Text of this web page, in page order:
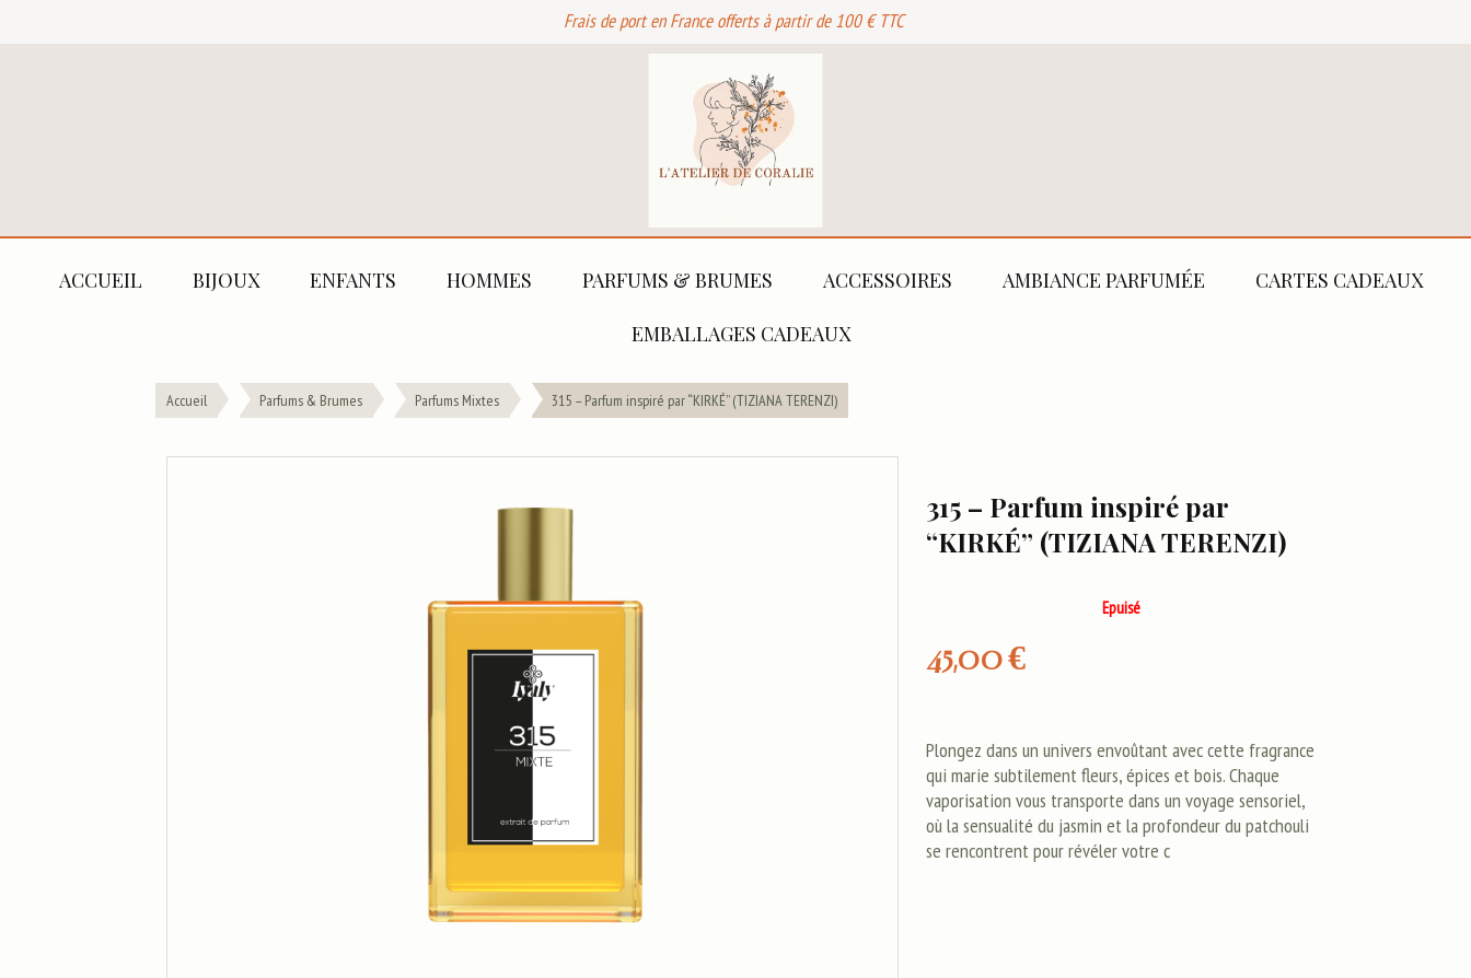
Frais de port en France offerts à partir de 100 € TTC
ACCUEIL BIJOUX ENFANTS HOMMES PARFUMS & BRUMES ACCESSOIRES AMBIANCE PARFUMÉE CARTES CADEAUX
EMBALLAGES CADEAUX
Accueil Parfums & Brumes Parfums Mixtes 315 – Parfum inspiré par “KIRKÉ” (TIZIANA TERENZI)
315 – Parfum inspiré par
“KIRKÉ” (TIZIANA TERENZI)
45,00€
Epuisé
Plongez dans un univers envoûtant avec cette fragrance
qui marie subtilement fleurs, épices et bois. Chaque
vaporisation vous transporte dans un voyage sensoriel,
où la sensualité du jasmin et la profondeur du patchouli
se rencontrent pour révéler votre c